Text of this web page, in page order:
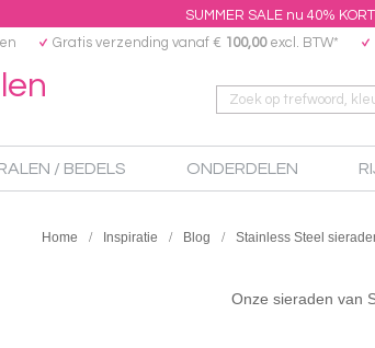
SUMMER SALE nu 40%
Gratis verzending vanaf € 100,00excl. BTW*
/ BEDELS ONDERDELEN
Home Inspiratie Blog Stainless Steel
Onze sieraden van